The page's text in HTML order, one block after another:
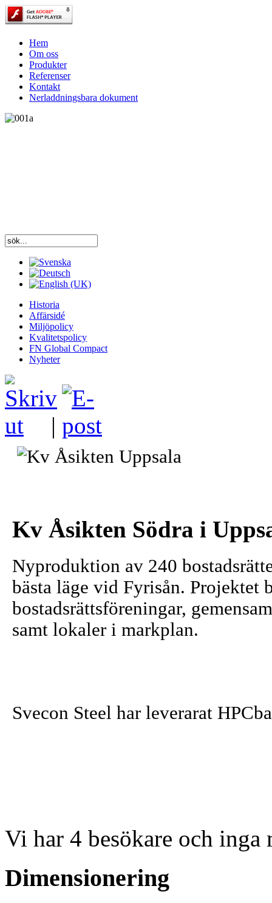
Hem
Om oss
Produkter
Referenser
Kontakt
Nerladdningsbara dokument
Historia
Affärsidé
Miljöpolicy
Kvalitetspolicy
FN Global Compact
Nyheter
|
Kv Åsikten Södra i
Nyproduktion av 240
bästa läge vid Fyrisån. Projektet
bostadsrättsföreningar,
samt lokaler i markplan.
Svecon Steel har leverarat
Vi har 4 besökare och inga
Dimensionering